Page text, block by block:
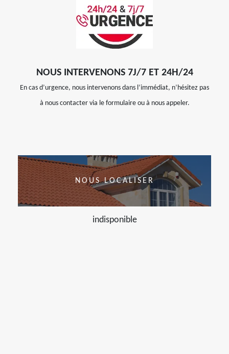
NOUS INTERVENONS 7J/7 ET 24H/24
En cas d’urgence, nous intervenons dans l’immédiat, n’hésitez pas
à nous contacter via le formulaire ou à nous appeler.
NOUS LOCALISER
indisponible